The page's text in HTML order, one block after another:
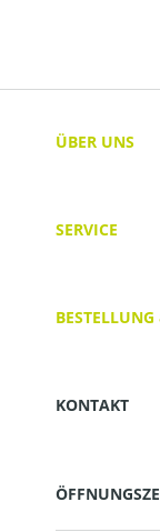
ÜBER UNS
SERVICE
KONTAKT